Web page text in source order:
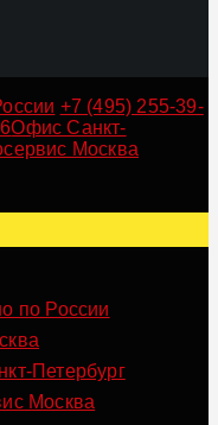
+7 (495) 255-39-
Офис Санкт-
Москва
по России
Петербург
Москва